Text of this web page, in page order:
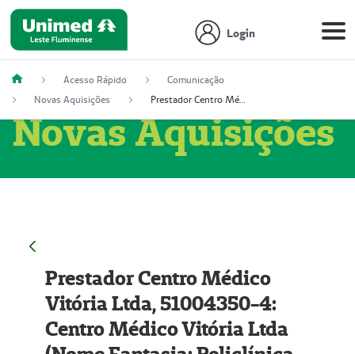
Login
Acesso Rápido
Comunicação
Novas Aquisições
Prestador Centro Médico Vitória Ltda, 51004350-4: Centro Médico Vitória Ltda (Nome Fantasia: Policlínica Master)
Novas Aquisições
Prestador Centro Médico
Vitória Ltda, 51004350-4:
Centro Médico Vitória Ltda